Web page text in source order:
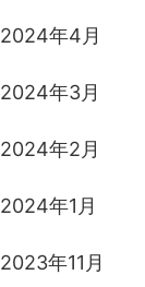
2024年4月
2024年3月
2024年2月
2024年1月
2023年11月